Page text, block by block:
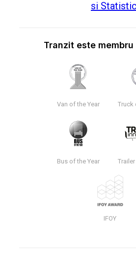
Tranzit este
Van of the Year Truck
Bus of the Year
IFOY